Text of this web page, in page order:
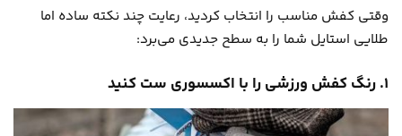
وقتی کفش مناسب را انتخاب کردید، رعایت چند نکته ساده اما
طلایی استایل شما را به سطح جدیدی می‌برد:
۱. رنگ کفش ورزشی را با اکسسوری ست کنید